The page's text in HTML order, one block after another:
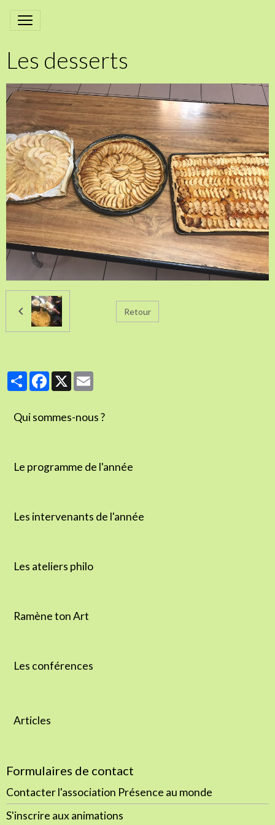
Les desserts
Retour
PartagerFacebook
X
Qui sommes-nous ?
Le programme de l'année
Les intervenants de l'année
Les ateliers philo
Ramène ton Art
Les conférences
Articles
Formulaires de contact
Contacter l'association Présence au monde
S'inscrire aux animations